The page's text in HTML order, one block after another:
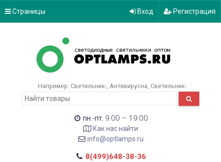
Страницы Вход Регистрация
Например: Светильник- Антивирусна Светильник-
пн.-пт. 9:00 – 19:00
Как нас найти
info@optlamps.ru
8(499)648-38-36